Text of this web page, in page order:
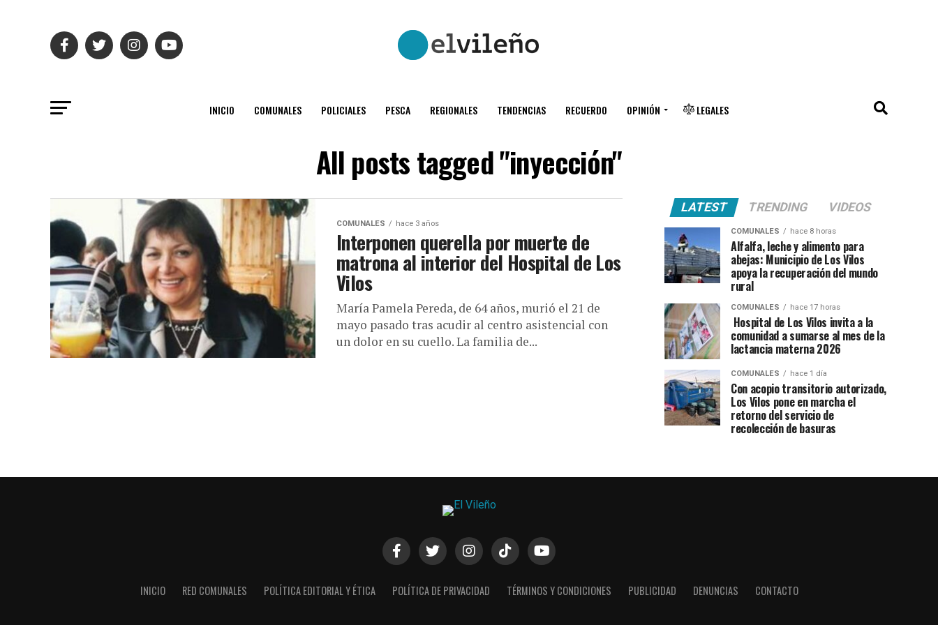
INICIO COMUNALES POLICIALES PESCA REGIONALES TENDENCIAS RECUERDO OPINIÓN LEGALES
All posts tagged "inyección"
COMUNALES hace 3 años
Interponen querella por muerte de
matrona al interior del Hospital de Los
Vilos
María Pamela Pereda, de 64 años, murió el 21 de
mayo pasado tras acudir al centro asistencial con
un dolor en su cuello. La familia de...
LATEST TRENDING VIDEOS
COMUNALES hace 8 horas
Alfalfa, leche y alimento para
abejas: Municipio de Los Vilos
apoya la recuperación del mundo
rural
COMUNALES hace 17 horas
Hospital de Los Vilos invita a la
comunidad a sumarse al mes de la
lactancia materna 2026
COMUNALES hace 1 día
Con acopio transitorio autorizado,
Los Vilos pone en marcha el
retorno del servicio de
recolección de basuras
INICIO RED COMUNALES POLÍTICA EDITORIAL Y ÉTICA POLÍTICA DE PRIVACIDAD TÉRMINOS Y CONDICIONES PUBLICIDAD DENUNCIAS CONTACTO